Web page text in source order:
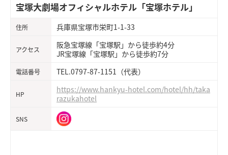
宝塚大劇場オフィシャルホテル「宝塚ホテル」
住所 兵庫県宝塚市栄町1-1-33
アクセス
阪急宝塚線「宝塚駅」から徒歩約4分
JR宝塚線「宝塚駅」から徒歩約7分
電話番号 TEL.0797-87-1151（代表）
HP
https://www.hankyu-hotel.com/hotel/hh/taka
razukahotel
SNS